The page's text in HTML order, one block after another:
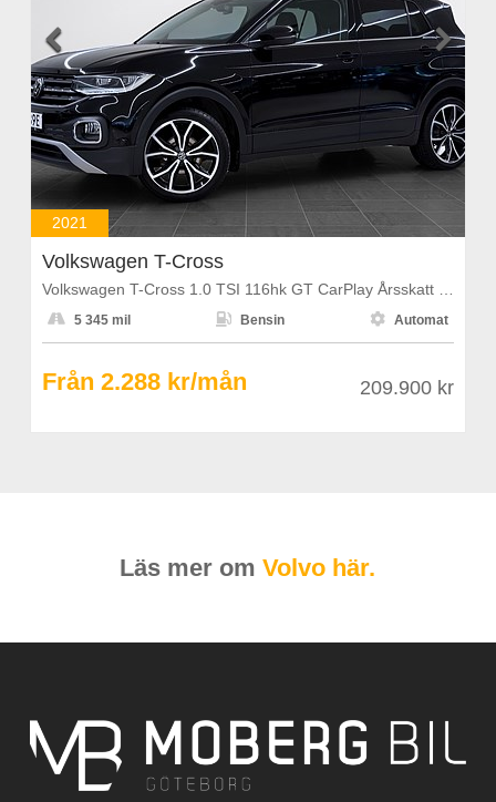
 
2021
Volkswagen T-Cross
 5 345 mil  Bensin  Automat
Från 2.288 kr/mån 209.900 kr
Läs mer om Volvo här.